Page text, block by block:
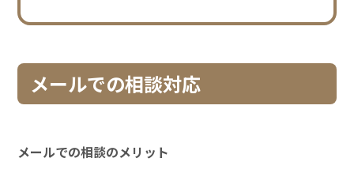
メールでの相談対応
メールでの相談のメリット